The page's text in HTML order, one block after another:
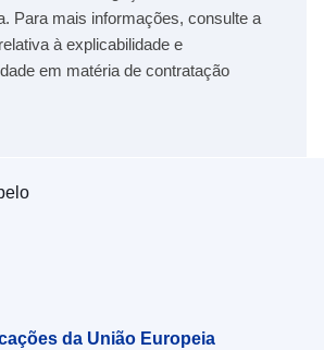
Para mais informações, consulte a
à explicabilidade e
em matéria de contratação
da União Europeia
da União Europeia